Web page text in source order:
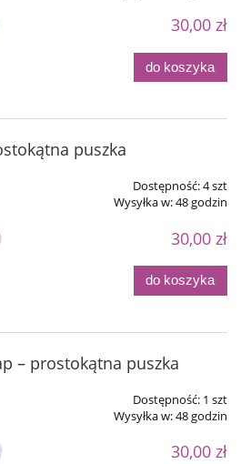
30,00 zł
do koszyka
puszka
Dostępność:4 szt
Wysyłka w:48 godzin
30,00 zł
do koszyka
– prostokątna puszka
Dostępność: 1 szt
Wysyłka w:48 godzin
30,00 zł